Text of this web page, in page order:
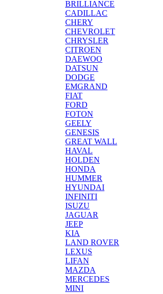
BRILLIANCE
CADILLAC
CHERY
CHEVROLET
CHRYSLER
CITROEN
DAEWOO
DATSUN
DODGE
EMGRAND
FIAT
FORD
FOTON
GEELY
GENESIS
GREAT WALL
HAVAL
HOLDEN
HONDA
HUMMER
HYUNDAI
INFINITI
ISUZU
JAGUAR
JEEP
KIA
LAND ROVER
LEXUS
LIFAN
MAZDA
MERCEDES
MINI